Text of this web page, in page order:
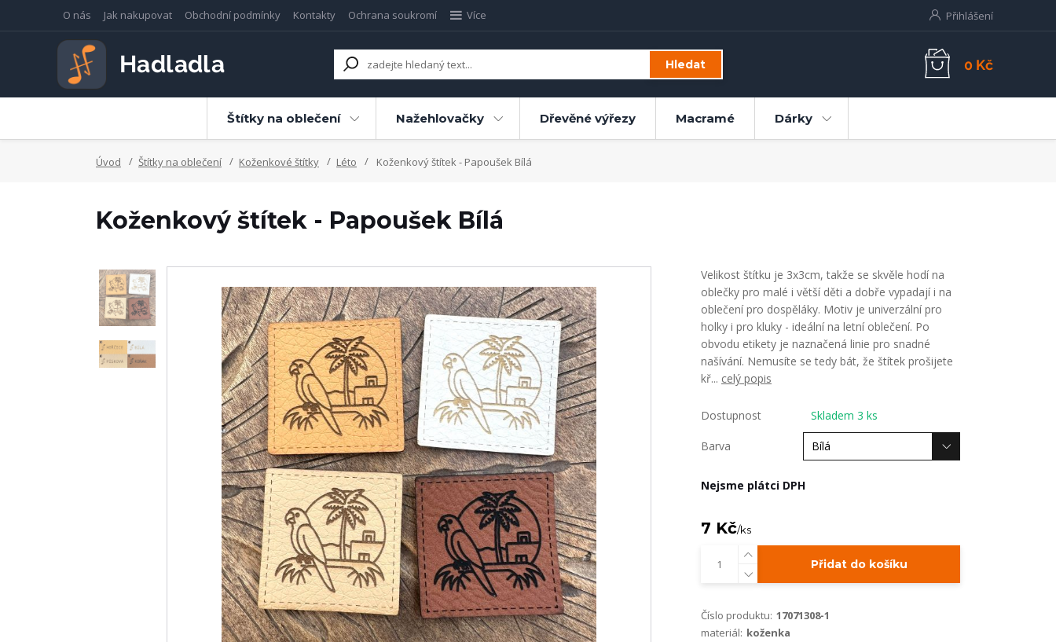
O nás Jak nakupovat Obchodní podmínky Kontakty Ochrana soukromí Více Přihlášení
Hledat 0 Kč
Štítky na oblečení Nažehlovačky Dřevěné výřezy Macramé Dárky
Úvod Štítky na oblečení Koženkové štítky Léto Koženkový štítek - Papoušek Bílá
Koženkový štítek - Papoušek Bílá
Velikost štítku je 3x3cm, takže se skvěle hodí na
oblečky pro malé i větší děti a dobře vypadají i na
oblečení pro dospěláky. Motiv je univerzální pro
holky i pro kluky - ideální na letní oblečení. Po
obvodu etikety je naznačená linie pro snadné
našívání. Nemusíte se tedy bát, že štítek prošijete
kř... celý popis
Dostupnost Skladem 3 ks
Barva
Nejsme plátci DPH
7 Kč/ks
Přidat do košíku
Číslo produktu: 17071308-1
materiál: koženka